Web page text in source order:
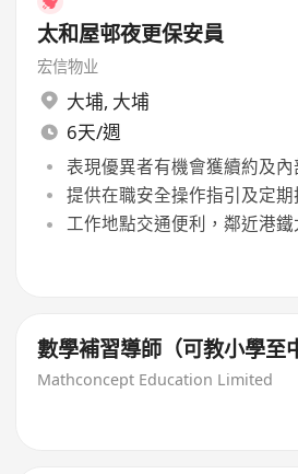
太和屋邨夜更保安員
宏信物业
大埔, 大埔
6天/週
表現優異者有機會獲續約及
提供在職安全操作指引及定
工作地點交通便利，鄰近港鐵
數學補習導師（可教小學至
Mathconcept Education Limited